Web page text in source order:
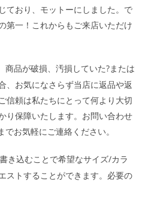
ており、モットーにしました。で
第一！これからもご来店いただけ
商品が破損、汚損していた?または
、お気になさらず当店に返品や返
信頼は私たちにとって何より大切
り保障いたします。お問い合わせ
でお気軽にご連絡ください。
き込むことで希望なサイズ/カラ
ストすることができます。必要の